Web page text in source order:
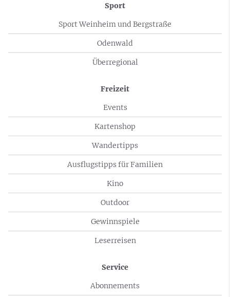
Sport
Sport Weinheim und Bergstraße
Odenwald
Überregional
Freizeit
Events
Kartenshop
Wandertipps
Ausflugstipps für Familien
Kino
Outdoor
Gewinnspiele
Leserreisen
Service
Abonnements